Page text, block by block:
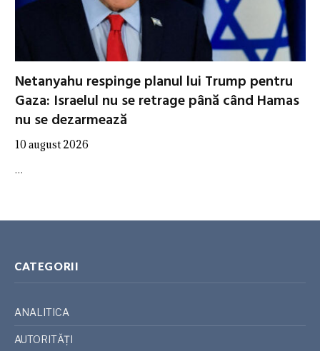
Netanyahu respinge planul lui Trump pentru
Gaza: Israelul nu se retrage până când Hamas
nu se dezarmează
10 august 2026
…
CATEGORII
ANALITICA
AUTORITĂȚI